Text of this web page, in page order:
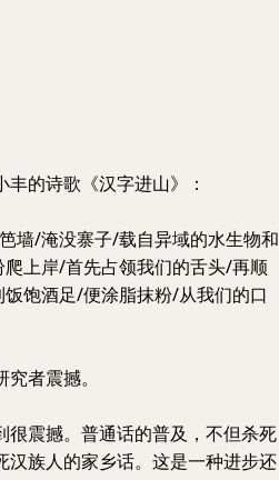
的诗歌《汉字进山》：
墙/淹没寨子/载自异域的水生物和
上岸/首先占领我们的舌头/再顺
饱酒足/便涂脂抹粉/从我们的口
者震撼。
震撼。普通话的普及，不但杀死
族人的家乡话。这是一种进步还